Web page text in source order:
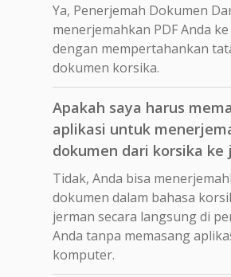
Ya, Penerjemah Dokumen
menerjemahkan PDF Anda
dengan mempertahankan
dokumen korsika.
Apakah saya harus
aplikasi untuk
dokumen dari korsika ke
Tidak, Anda bisa
dokumen dalam bahasa
jerman secara langsung di
Anda tanpa memasang
komputer.